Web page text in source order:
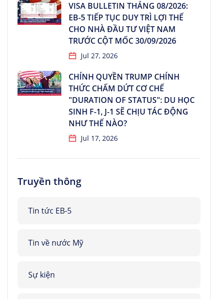
VISA BULLETIN THÁNG 08/2026:
EB-5 TIẾP TỤC DUY TRÌ LỢI THẾ
CHO NHÀ ĐẦU TƯ VIỆT NAM
TRƯỚC CỘT MỐC 30/09/2026
Jul 27, 2026
CHÍNH QUYỀN TRUMP CHÍNH
THỨC CHẤM DỨT CƠ CHẾ
"DURATION OF STATUS": DU HỌC
SINH F-1, J-1 SẼ CHỊU TÁC ĐỘNG
NHƯ THẾ NÀO?
Jul 17, 2026
Truyền thông
Tin tức EB-5
Tin về nước Mỹ
Sự kiện